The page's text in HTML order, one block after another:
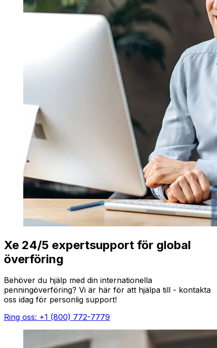
Xe 24/5 expertsupport för global
överföring
Behöver du hjälp med din internationella
penningöverföring? Vi är här för att hjälpa till - kontakta
oss idag för personlig support!
Ring oss: +1 (800) 772-7779